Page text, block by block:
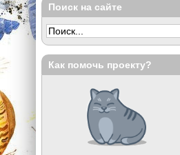
Поиск на сайте
Как помочь проекту?